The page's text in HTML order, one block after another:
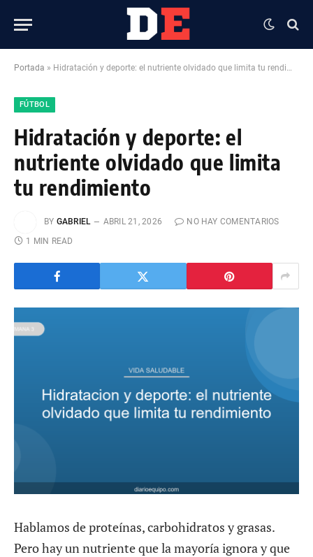
Portada » Hidratación y deporte: el nutriente olvidado que limita tu rendimiento
FÚTBOL
Hidratación y deporte: el
nutriente olvidado que limita
tu rendimiento
BY GABRIEL ABRIL 21, 2026
NO HAY COMENTARIOS
1 MIN READ
Hablamos de proteínas, carbohidratos y grasas.
Pero hay un nutriente que la mayoría ignora y que